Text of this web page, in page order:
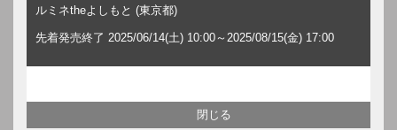
ルミネtheよしもと (東京都)
先着発売終了 2025/06/14(土) 10:00～2025/08/15(金) 17:00